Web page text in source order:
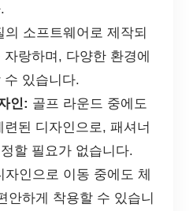
의 소프트웨어로 제작되
랑하며, 다양한 환경에
수 있습니다.
인: 골프 라운드 중에도
된 디자인으로, 패셔너
할 필요가 없습니다.
자인으로 이동 중에도 체
안하게 착용할 수 있습니